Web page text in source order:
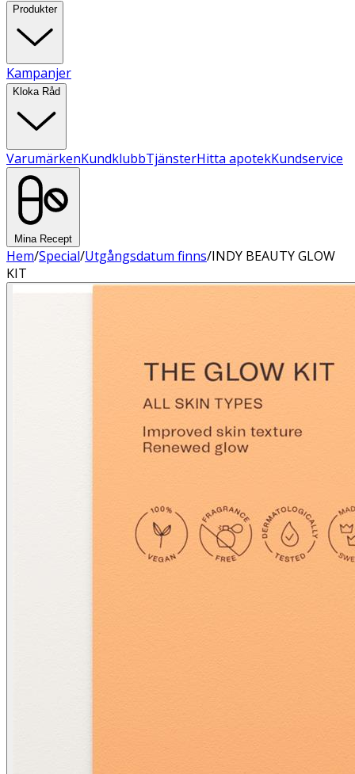
Produkter
Kampanjer
Kloka Råd
VarumärkenKundklubbTjänsterHitta apotekKundservice
Mina Recept
Hem/Special/Utgångsdatum finns/INDY BEAUTY GLOW
KIT